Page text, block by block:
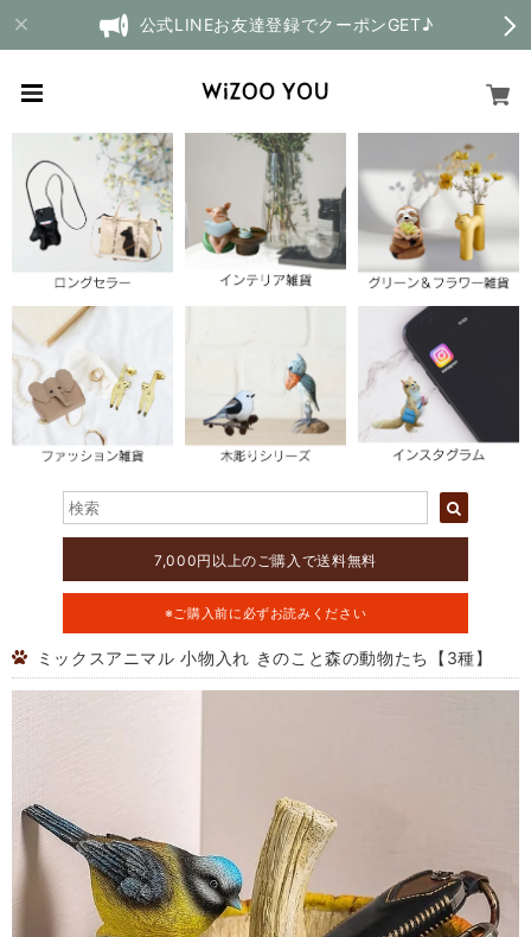
公式LINEお友達登録でクーポンGET♪
7,000円以上のご購入で送料無料
※ご購入前に必ずお読みください
ミックスアニマル 小物入れ きのこと森の動物たち【3種】